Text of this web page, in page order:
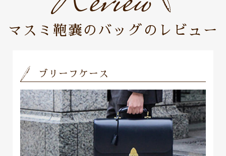
マスミ鞄嚢のバッグのレビュー
ブリーフケース